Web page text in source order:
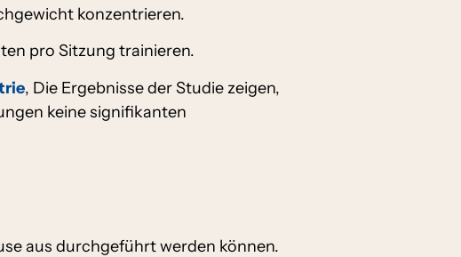
konzentrieren.
pro Sitzung trainieren.
, Die Ergebnisse der Studie zeigen,
keine signifikanten
aus durchgeführt werden können.